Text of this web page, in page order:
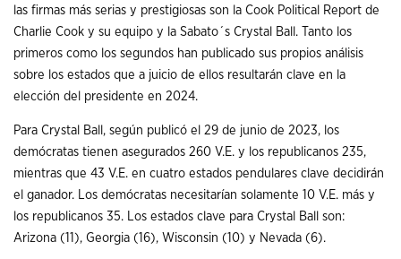
las firmas más serias y prestigiosas son la Cook Political Report de
Charlie Cook y su equipo y la Sabato´s Crystal Ball. Tanto los
primeros como los segundos han publicado sus propios análisis
sobre los estados que a juicio de ellos resultarán clave en la
elección del presidente en 2024.
Para Crystal Ball, según publicó el 29 de junio de 2023, los
demócratas tienen asegurados 260 V.E. y los republicanos 235,
mientras que 43 V.E. en cuatro estados pendulares clave decidirán
el ganador. Los demócratas necesitarían solamente 10 V.E. más y
los republicanos 35. Los estados clave para Crystal Ball son:
Arizona (11), Georgia (16), Wisconsin (10) y Nevada (6).